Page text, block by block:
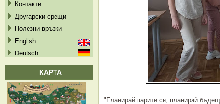
Контакти
Другарски срещи
Полезни връзки
English
Deutsch
КАРТА
"Планирай парите си, планирай